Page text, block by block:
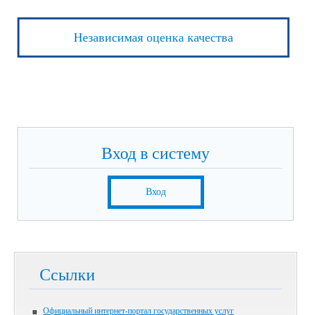
Независимая оценка качества
Вход в систему
Вход
Ссылки
Официальный интернет-портал государственных услуг